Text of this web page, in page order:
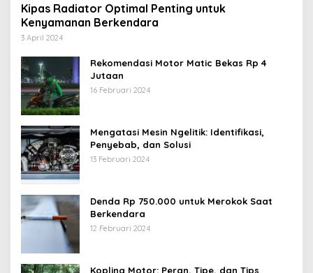
Kipas Radiator Optimal Penting untuk
Kenyamanan Berkendara
3 April 2024
Rekomendasi Motor Matic Bekas Rp 4
Jutaan
16 Februari 2024
Mengatasi Mesin Ngelitik: Identifikasi,
Penyebab, dan Solusi
13 Februari 2024
Denda Rp 750.000 untuk Merokok Saat
Berkendara
12 Februari 2024
Kopling Motor: Peran, Tipe, dan Tips